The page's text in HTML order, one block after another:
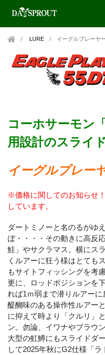
LURE / イーグルプレーヤ
コーホサーモン
用設計のスライ
イーグルプレー
※価格に関してのお知らせ
しています。
ダートミノーと名のるがゆ
ぼ・・・・その動きに高反
鮭」やサクラマス。横にス
くルアーに狂う様はとても
もサイトフィッシングを考
更に、ロッドポジションを
れば1ｍ弱まで潜りルアー
醍醐味のある操作性ルアー
に抑えて時より「クルリ」
ン。勿論、イワナやブラウ
大型の虹鱒にもスライドダ
して2025年秋にG2仕様「